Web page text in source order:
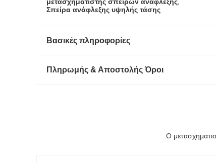
Σπείρα ανάφλεξης υψηλής τάσης
Βασικές πληροφορίες
Πληρωμής & Αποστολής Όροι
Ο